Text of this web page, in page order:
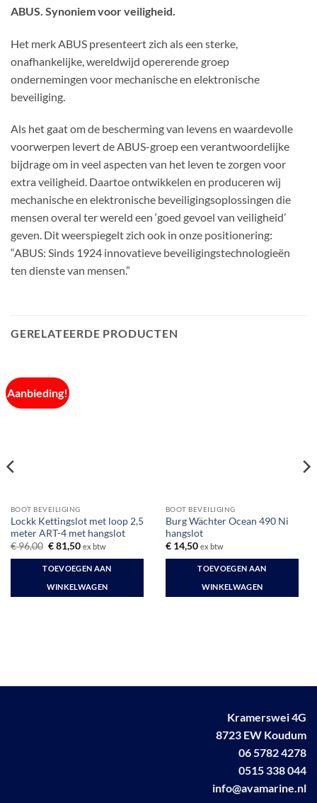
ABUS. Synoniem voor veiligheid.
Het merk ABUS presenteert zich als een sterke,
onafhankelijke, wereldwijd opererende groep
ondernemingen voor mechanische en elektronische
beveiliging.
Als het gaat om de bescherming van levens en waardevolle
voorwerpen levert de ABUS-groep een verantwoordelijke
bijdrage om in veel aspecten van het leven te zorgen voor
extra veiligheid. Daartoe ontwikkelen en produceren wij
mechanische en elektronische beveiligingsoplossingen die
mensen overal ter wereld een ‘goed gevoel van veiligheid’
geven. Dit weerspiegelt zich ook in onze positionering:
“ABUS: Sinds 1924 innovatieve beveiligingstechnologieën
ten dienste van mensen.”
GERELATEERDE PRODUCTEN
Aanbieding!
BOOT BEVEILIGING
Lockk Kettingslot met loop 2,5
meter ART-4 met hangslot
€96,00 Oorspronkelijke
was:
€ 96,00.
€81,50Huidige
is:
€ 81,50.
ex btw
TOEVOEGEN AAN
WINKELWAGEN
BOOT BEVEILIGING
Burg Wächter Ocean 490 Ni
hangslot
€14,50 ex btw
TOEVOEGEN AAN
WINKELWAGEN
Kramerswei 4G
8723 EW Koudum
06 5782 4278
0515 338 044
info@avamarine.nl